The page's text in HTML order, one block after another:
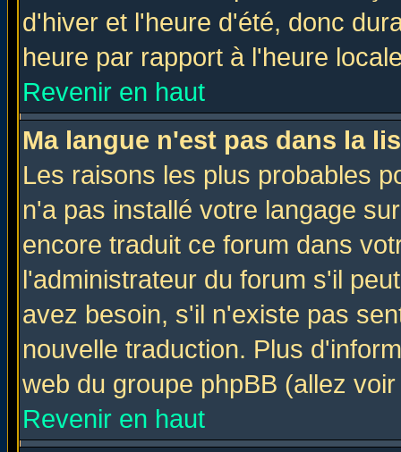
d'hiver et l'heure d'été, donc
heure par rapport à l'heure
Revenir en haut
Ma langue n'est pas dans la
Les raisons les plus probables
n'a pas installé votre langage
encore traduit ce forum dans
l'administrateur du forum s'il
avez besoin, s'il n'existe pas
nouvelle traduction. Plus
web du groupe phpBB (allez
Revenir en haut